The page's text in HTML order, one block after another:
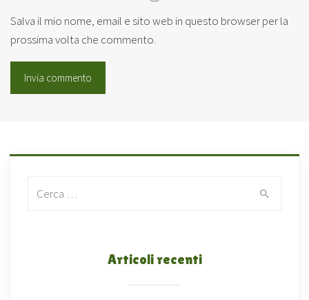
Salva il mio nome, email e sito web in questo browser per la
prossima volta che commento.
Articoli recenti